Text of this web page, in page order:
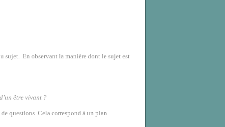
sujet.
En observant la manière dont le sujet est
être vivant ?
questions. Cela correspond à un plan